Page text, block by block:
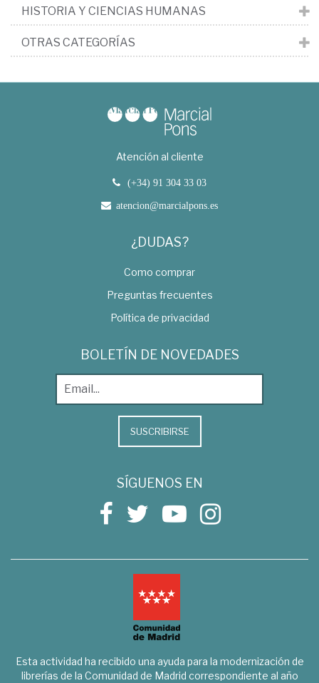
HISTORIA Y CIENCIAS HUMANAS
OTRAS CATEGORÍAS
Atención al cliente
(+34) 91 304 33 03
atencion@marcialpons.es
¿DUDAS?
Como comprar
Preguntas frecuentes
Política de privacidad
BOLETÍN DE NOVEDADES
SUSCRIBIRSE
SÍGUENOS EN
Esta actividad ha recibido una ayuda para la modernización de
librerías de la Comunidad de Madrid correspondiente al año